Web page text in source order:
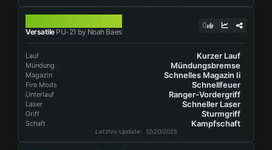
VersatilePU-21 by Noah Baes
0
Lauf Kurzer Lauf
Mündung Mündungsbremse
Magazin Schnelles Magazin Ii
Fire Mods Schnellfeuer
Unterlauf Ranger-Vordergriff
Laser Schneller Laser
Griff Sturmgriff
Schaft Kampfschaft
Letztes Update: 12/20/2025